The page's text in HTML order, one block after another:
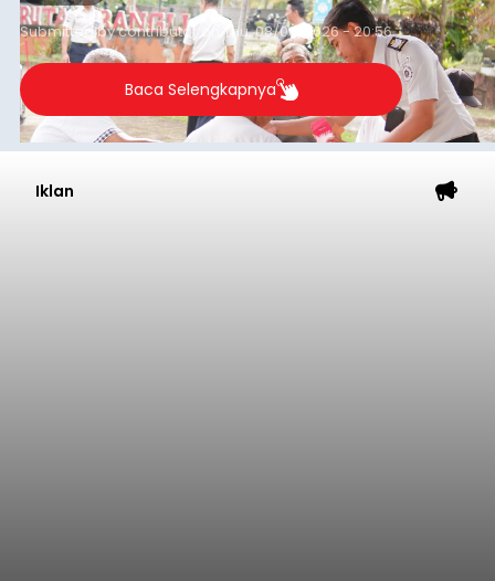
Submitted bycontributor Thu, 08/06/2026 - 20:56
Baca Selengkapnya
Iklan